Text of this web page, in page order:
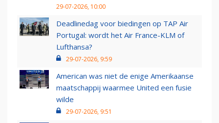
29-07-2026, 10:00
Deadlinedag voor biedingen op TAP Air
Portugal: wordt het Air France-KLM of
Lufthansa?
29-07-2026, 9:59
American was niet de enige Amerikaanse
maatschappij waarmee United een fusie
wilde
29-07-2026, 9:51